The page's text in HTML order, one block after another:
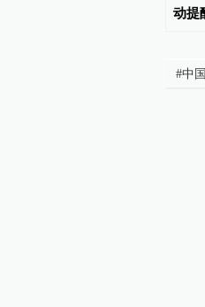
动提
#中